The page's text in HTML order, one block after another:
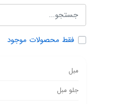
فقط محصولات موجود
مبل
جلو مبل